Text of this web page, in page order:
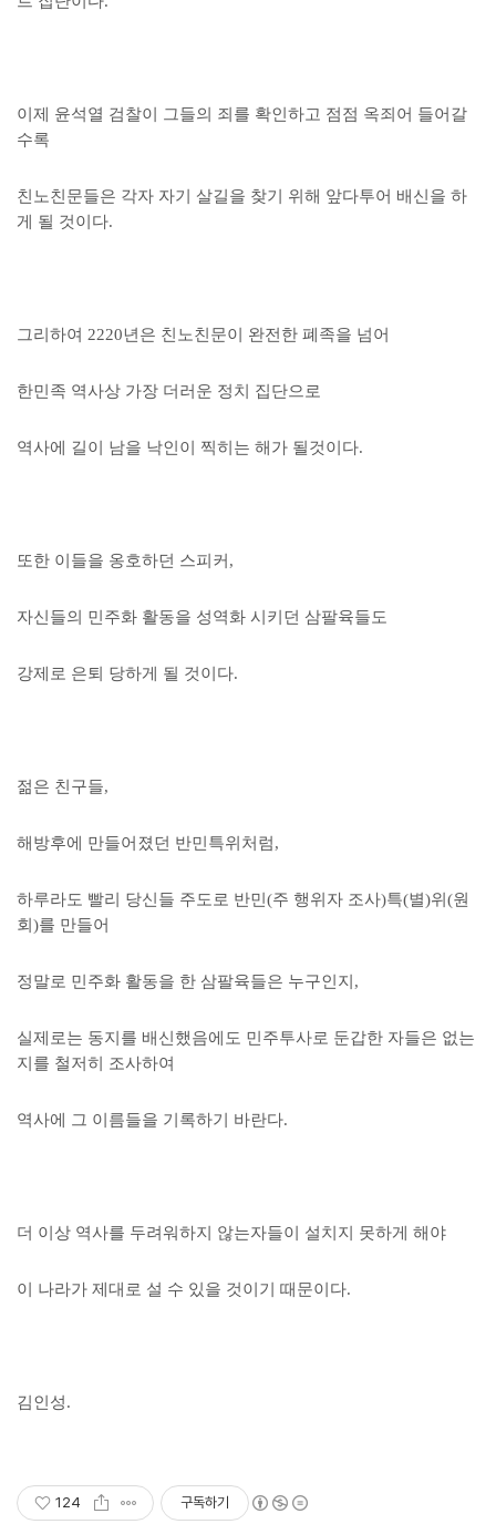
이제 윤석열 검찰이 그들의 죄를 확인하고 점점 옥죄어 들어갈
수록
친노친문들은 각자 자기 살길을 찾기 위해 앞다투어 배신을 하
게 될 것이다.
그리하여 2220년은 친노친문이 완전한 폐족을 넘어
한민족 역사상 가장 더러운 정치 집단으로
역사에 길이 남을 낙인이 찍히는 해가 될것이다.
또한 이들을 옹호하던 스피커,
자신들의 민주화 활동을 성역화 시키던 삼팔육들도
강제로 은퇴 당하게 될 것이다.
젊은 친구들,
해방후에 만들어졌던 반민특위처럼,
하루라도 빨리 당신들 주도로 반민(주 행위자 조사)특(별)위(원
회)를 만들어
정말로 민주화 활동을 한 삼팔육들은 누구인지,
실제로는 동지를 배신했음에도 민주투사로 둔갑한 자들은 없는
지를 철저히 조사하여
역사에 그 이름들을 기록하기 바란다.
더 이상 역사를 두려워하지 않는자들이 설치지 못하게 해야
이 나라가 제대로 설 수 있을 것이기 때문이다.
김인성.
124 구독하기